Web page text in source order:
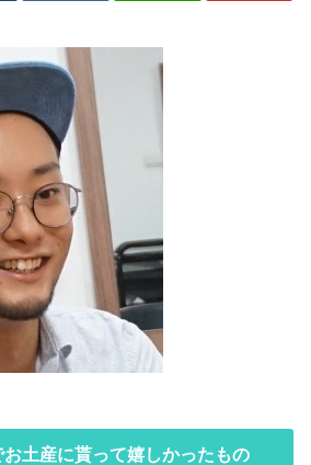
土産に貰って嬉しかったもの